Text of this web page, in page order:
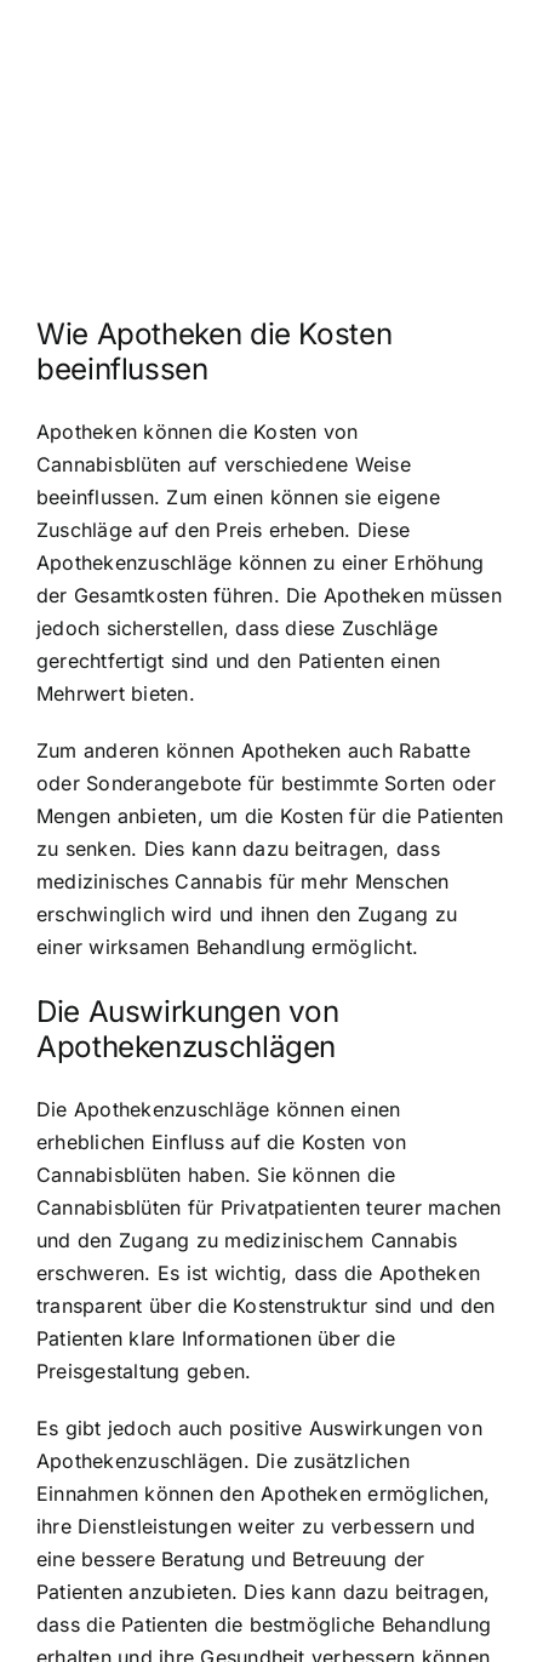
Wie Apotheken die Kosten
beeinflussen
Apotheken können die Kosten von
Cannabisblüten auf verschiedene Weise
beeinflussen. Zum einen können sie eigene
Zuschläge auf den Preis erheben. Diese
Apothekenzuschläge können zu einer Erhöhung
der Gesamtkosten führen. Die Apotheken müssen
jedoch sicherstellen, dass diese Zuschläge
gerechtfertigt sind und den Patienten einen
Mehrwert bieten.
Zum anderen können Apotheken auch Rabatte
oder Sonderangebote für bestimmte Sorten oder
Mengen anbieten, um die Kosten für die Patienten
zu senken. Dies kann dazu beitragen, dass
medizinisches Cannabis für mehr Menschen
erschwinglich wird und ihnen den Zugang zu
einer wirksamen Behandlung ermöglicht.
Die Auswirkungen von
Apothekenzuschlägen
Die Apothekenzuschläge können einen
erheblichen Einfluss auf die Kosten von
Cannabisblüten haben. Sie können die
Cannabisblüten für Privatpatienten teurer machen
und den Zugang zu medizinischem Cannabis
erschweren. Es ist wichtig, dass die Apotheken
transparent über die Kostenstruktur sind und den
Patienten klare Informationen über die
Preisgestaltung geben.
Es gibt jedoch auch positive Auswirkungen von
Apothekenzuschlägen. Die zusätzlichen
Einnahmen können den Apotheken ermöglichen,
ihre Dienstleistungen weiter zu verbessern und
eine bessere Beratung und Betreuung der
Patienten anzubieten. Dies kann dazu beitragen,
dass die Patienten die bestmögliche Behandlung
erhalten und ihre Gesundheit verbessern können.